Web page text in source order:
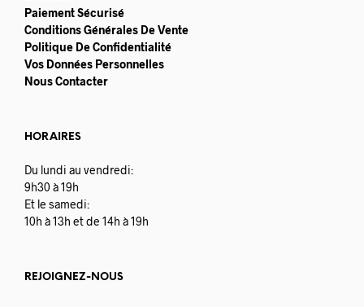
Paiement Sécurisé
Conditions Générales De Vente
Politique De Confidentialité
Vos Données Personnelles
Nous Contacter
HORAIRES
Du lundi au vendredi:
9h30 à 19h
Et le samedi:
10h à 13h et de 14h à 19h
REJOIGNEZ-NOUS